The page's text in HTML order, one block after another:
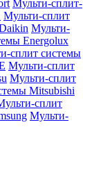
Мульти-сплит-
Мульти-сплит
Мульти-
Energolux
сплит системы
Мульти-сплит
Мульти-сплит
Mitsubishi
сплит
Мульти-